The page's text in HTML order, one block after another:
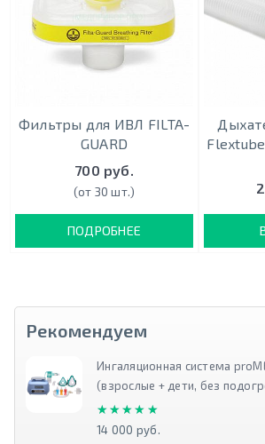
Фильтры для ИВЛ FILTA-
GUARD
700 руб.
(от 30 шт.)
ПОДРОБНЕЕ
Рекомендуем
Ингаляционная система
(взрослые + дети, без
★★★★★
★★★★★
14 000 руб.